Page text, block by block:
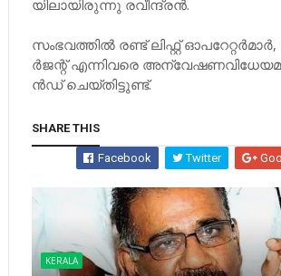
യി​ലാ​യി​രു​ന്നു ര​വീ​ന്ദ്ര​ൻ.
സംഭവത്തിൽ ര​ണ്ട്​ ലി​ഫ്റ്റ്
ര്‍ജ​ന്റ് എ​ന്നി​വ​രെ
ന്‍ഡ് ചെ​യ്തിട്ടുണ്ട്.
SHARE THIS
Facebook Twitter
KERALA